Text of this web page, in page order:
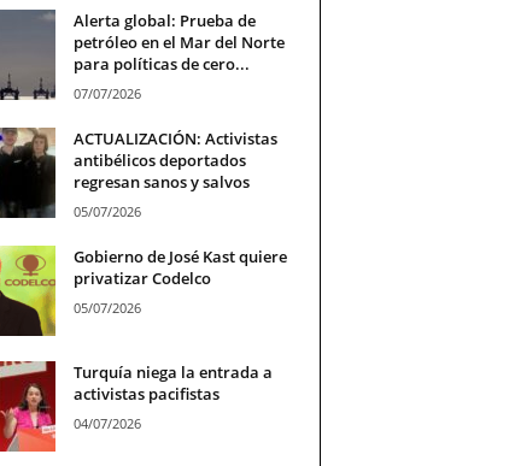
Alerta global: Prueba de
petróleo en el Mar del Norte
para políticas de cero...
07/07/2026
ACTUALIZACIÓN: Activistas
antibélicos deportados
regresan sanos y salvos
05/07/2026
Gobierno de José Kast quiere
privatizar Codelco
05/07/2026
Turquía niega la entrada a
activistas pacifistas
04/07/2026